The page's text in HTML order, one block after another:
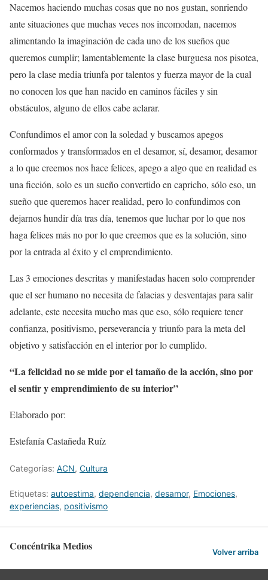
Nacemos haciendo muchas cosas que no nos gustan, sonriendo
ante situaciones que muchas veces nos incomodan, nacemos
alimentando la imaginación de cada uno de los sueños que
queremos cumplir; lamentablemente la clase burguesa nos pisotea,
pero la clase media triunfa por talentos y fuerza mayor de la cual
no conocen los que han nacido en caminos fáciles y sin
obstáculos, alguno de ellos cabe aclarar.
Confundimos el amor con la soledad y buscamos apegos
conformados y transformados en el desamor, sí, desamor, desamor
a lo que creemos nos hace felices, apego a algo que en realidad es
una ficción, solo es un sueño convertido en capricho, sólo eso, un
sueño que queremos hacer realidad, pero lo confundimos con
dejarnos hundir día tras día, tenemos que luchar por lo que nos
haga felices más no por lo que creemos que es la solución, sino
por la entrada al éxito y el emprendimiento.
Las 3 emociones descritas y manifestadas hacen solo comprender
que el ser humano no necesita de falacias y desventajas para salir
adelante, este necesita mucho mas que eso, sólo requiere tener
confianza, positivismo, perseverancia y triunfo para la meta del
objetivo y satisfacción en el interior por lo cumplido.
“La felicidad no se mide por el tamaño de la acción, sino por
el sentir y emprendimiento de su interior”
Elaborado por:
Estefanía Castañeda Ruíz
Categorías: ACN, Cultura
Etiquetas: autoestima, dependencia, desamor, Emociones,
experiencias, positivismo
Concéntrika Medios Volver arriba